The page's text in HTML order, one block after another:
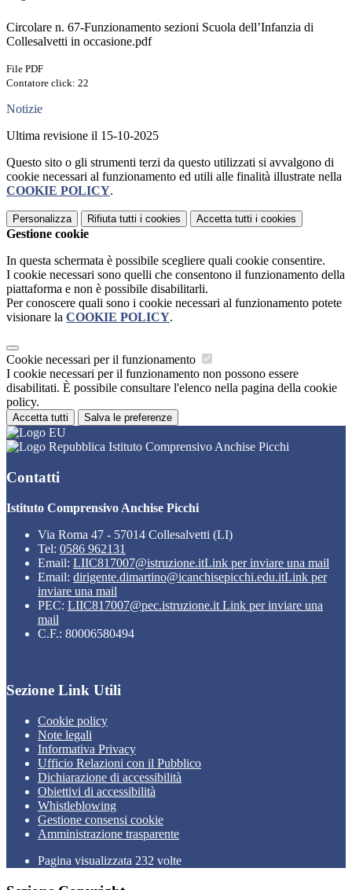
Circolare n. 67-Funzionamento sezioni Scuola dell’Infanzia di
Collesalvetti in occasione.pdf
File PDF
Contatore click: 22
Notizie
Ultima revisione il 15-10-2025
Questo sito o gli strumenti terzi da questo utilizzati si avvalgono di
cookie necessari al funzionamento ed utili alle finalità illustrate nella
COOKIE POLICY.
Personalizza Rifiuta tutti i cookies Accetta tutti i cookies
Gestione cookie
In questa schermata è possibile scegliere quali cookie consentire.
I cookie necessari sono quelli che consentono il funzionamento della
piattaforma e non è possibile disabilitarli.
Per conoscere quali sono i cookie necessari al funzionamento potete
visionare la COOKIE POLICY.
Cookie necessari per il funzionamento
I cookie necessari per il funzionamento non possono essere
disabilitati. È possibile consultare l'elenco nella pagina della cookie
policy.
Accetta tutti Salva le preferenze
Istituto Comprensivo Anchise Picchi
Contatti
Istituto Comprensivo Anchise Picchi
Via Roma 47 - 57014 Collesalvetti (LI)
Tel: 0586 962131
Email: LIIC817007@istruzione.itLink per inviare una mail
Email: dirigente.dimartino@icanchisepicchi.edu.itLink per
inviare una mail
PEC: LIIC817007@pec.istruzione.it Link per inviare una
mail
C.F.: 80006580494
Sezione Link Utili
Cookie policy
Note legali
Informativa Privacy
Ufficio Relazioni con il Pubblico
Dichiarazione di accessibilità
Obiettivi di accessibilità
Whistleblowing
Gestione consensi cookie
Amministrazione trasparente
Pagina visualizzata 232 volte